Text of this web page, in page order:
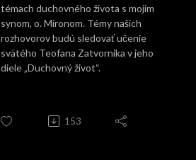
témach duchovného života s mojím
synom, o. Mironom. Témy našich
rozhovorov budú sledovať učenie
svätého Teofana Zatvornika v jeho
diele „Duchovný život“.
153